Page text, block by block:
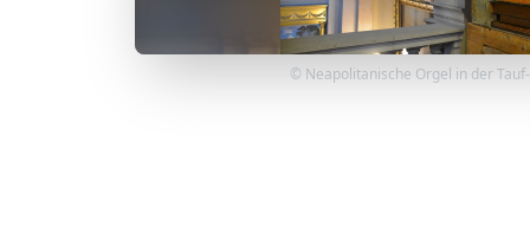
© Neapolitanische Orgel in der